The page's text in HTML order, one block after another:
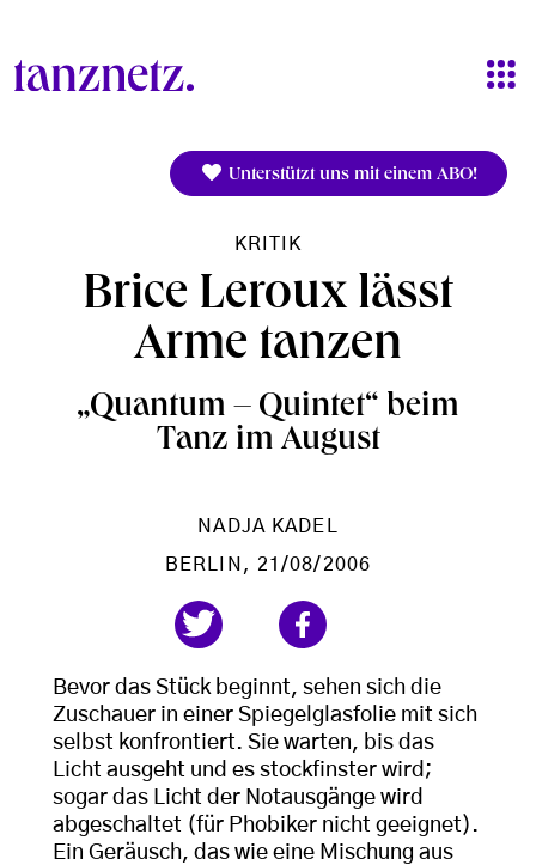
Unterstützt uns mit einem ABO!
KRITIK
Brice Leroux lässt
Arme tanzen
„Quantum – Quintet“ beim
Tanz im August
NADJA KADEL
BERLIN , 21/08/2006
Bevor das Stück beginnt, sehen sich die
Zuschauer in einer Spiegelglasfolie mit sich
selbst konfrontiert. Sie warten, bis das
Licht ausgeht und es stockfinster wird;
sogar das Licht der Notausgänge wird
abgeschaltet (für Phobiker nicht geeignet).
Ein Geräusch, das wie eine Mischung aus